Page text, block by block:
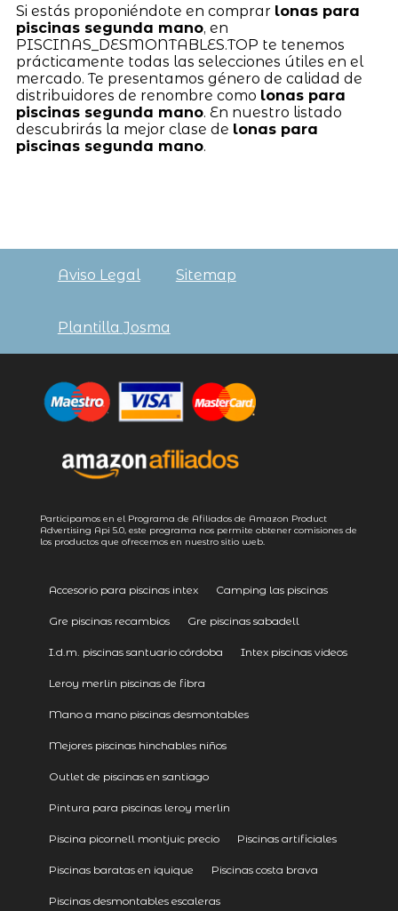
Si estás proponiéndote en comprar lonas para
piscinas segunda mano, en
PISCINAS_DESMONTABLES.TOP te tenemos
prácticamente todas las selecciones útiles en el
mercado. Te presentamos género de calidad de
distribuidores de renombre como lonas para
piscinas segunda mano. En nuestro listado
descubrirás la mejor clase de lonas para
piscinas segunda mano.
Aviso Legal Sitemap
Plantilla Josma
Participamos en el Programa de Afiliados de Amazon Product
Advertising Api 5.0, este programa nos permite obtener comisiones de
los productos que ofrecemos en nuestro sitio web.
Accesorio para piscinas intex Camping las piscinas
Gre piscinas recambios Gre piscinas sabadell
I.d.m. piscinas santuario córdoba Intex piscinas videos
Leroy merlin piscinas de fibra
Mano a mano piscinas desmontables
Mejores piscinas hinchables niños
Outlet de piscinas en santiago
Pintura para piscinas leroy merlin
Piscina picornell montjuic precio Piscinas artificiales
Piscinas baratas en iquique Piscinas costa brava
Piscinas desmontables escaleras